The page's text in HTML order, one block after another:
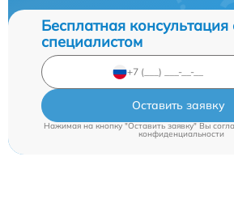
Бесплатная консультация
специалистом
Оставить заявку
Нажимая на кнопку "Оставить заявку" Вы
конфиденциальности